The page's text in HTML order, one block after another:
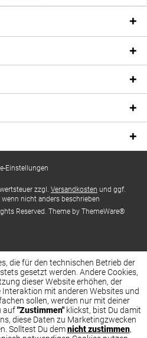
Einstellungen
zzgl. Versandkosten und ggf.
nicht anders beschrieben
Reserved. Theme by ThemeWare®
die für den technischen Betrieb der
gesetzt werden. Andere Cookies,
dieser Website erhöhen, der
mit anderen Websites und
sollen, werden nur mit deiner
auf"Zustimmen"klickst, bist Du damit
diese Daten zu Marketingzwecken
Solltest Du demnicht zustimmen,